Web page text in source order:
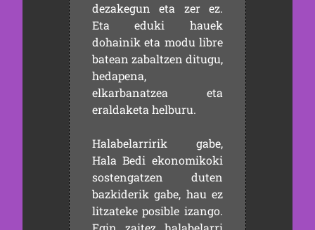
dezakegun eta zer ez.
Eta eduki hauek
dohainik eta modu libre
batean zabaltzen ditugu,
hedapena,
elkarbanatzea eta
eraldaketa helburu.
Halabelarririk gabe,
Hala Bedi ekonomikoki
sostengatzen duten
bazkiderik gabe, hau ez
litzateke posible izango.